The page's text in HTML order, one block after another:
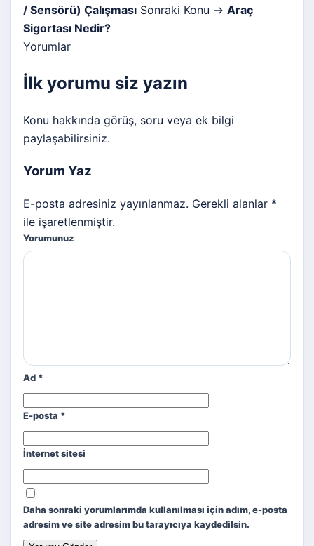
/ Sensörü) Çalışması Sonraki Konu → Araç
Sigortası Nedir?
Yorumlar
İlk yorumu siz yazın
Konu hakkında görüş, soru veya ek bilgi
paylaşabilirsiniz.
Yorum Yaz
E-posta adresiniz yayınlanmaz. Gerekli alanlar *
ile işaretlenmiştir.
Yorumunuz
Ad *
E-posta *
İnternet sitesi
Daha sonraki yorumlarımda kullanılması için adım, e-posta
adresim ve site adresim bu tarayıcıya kaydedilsin.